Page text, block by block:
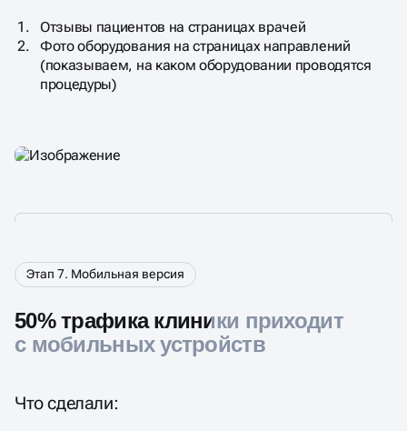
Отзывы пациентов на страницах врачей​
Фото оборудования на страницах направлений
(показываем, на каком оборудовании проводятся
процедуры)​
Этап 7. Мобильная версия
50% трафика клиники приходит
с мобильных устройств
Что сделали: